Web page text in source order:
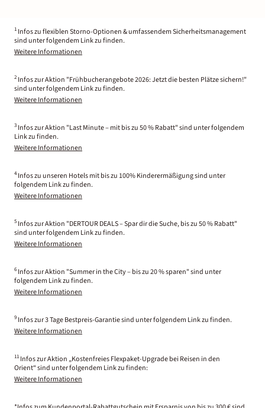
1 Infos zu flexiblen Storno-Optionen & umfassendem Sicherheitsmanagement
sind unter folgendem Link zu finden.
Weitere Informationen
2 Infos zur Aktion "Frühbucherangebote 2026: Jetzt die besten Plätze sichern!"
sind unter folgendem Link zu finden.
Weitere Informationen
3 Infos zur Aktion "Last Minute – mit bis zu 50 % Rabatt" sind unter folgendem
Link zu finden.
Weitere Informationen
4 Infos zu unseren Hotels mit bis zu 100% Kinderermäßigung sind unter
folgendem Link zu finden.
Weitere Informationen
5 Infos zur Aktion "DERTOUR DEALS – Spar dir die Suche, bis zu 50 % Rabatt"
sind unter folgendem Link zu finden.
Weitere Informationen
6 Infos zur Aktion "Summer in the City – bis zu 20 % sparen" sind unter
folgendem Link zu finden.
Weitere Informationen
9 Infos zur 3 Tage Bestpreis-Garantie sind unter folgendem Link zu finden.
Weitere Informationen
11 Infos zur Aktion „Kostenfreies Flexpaket-Upgrade bei Reisen in den
Orient“ sind unter folgendem Link zu finden:
Weitere Informationen